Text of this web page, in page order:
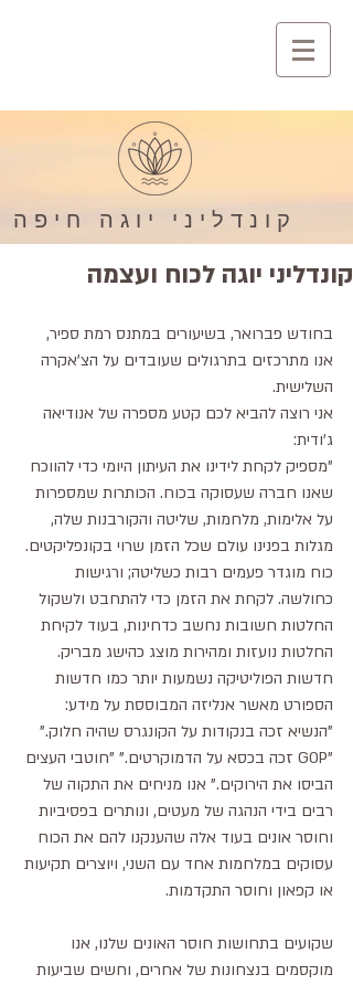
קונדליני יוגה חיפה
קונדליני יוגה לכוח ועצמה
בחודש פברואר, בשיעורים במתנס רמת ספיר,
אנו מתרכזים בתרגולים שעובדים על הצ'אקרה
השלישית.
אני רוצה להביא לכם קטע מספרה של אנודיאה
ג'ודית:
"מספיק לקחת לידינו את העיתון היומי כדי להווכח
שאנו חברה שעסוקה בכוח. הכותרות שמספרות
על אלימות, מלחמות, שליטה והקורבנות שלה,
מגלות בפנינו עולם שכל הזמן שרוי בקונפליקטים.
כוח מוגדר פעמים רבות כשליטה; ורגישות
כחולשה. לקחת את הזמן כדי להתחבט ולשקול
החלטות חשובות נחשב כדחינות, בעוד לקיחת
החלטות נועזות ומהירות מוצג כהישג מבריק.
חדשות הפוליטיקה נשמעות יותר כמו חדשות
הספורט מאשר אנליזה המבוססת על מידע:
"הנשיא זכה בנקודות על הקונגרס שהיה חלוק."
"GOP זכה בכסא על הדמוקרטים." "חוטבי העצים
הביסו את הירוקים." אנו מניחים את התקוה של
רבים בידי הנהגה של מעטים, ונותרים בפסיביות
וחוסר אונים בעוד אלה שהענקנו להם את הכוח
עסוקים במלחמות אחד עם השני, ויוצרים תקיעות
או קפאון וחוסר התקדמות.
שקועים בתחושות חוסר האונים שלנו, אנו
מוקסמים בנצחונות של אחרים, וחשים שביעות